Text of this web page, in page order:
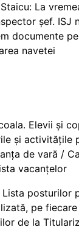
La
șef. ISJ
documente
navetei
Elevii și
și activitățile
de vară /
vacanțelor
posturilor
pe
de la